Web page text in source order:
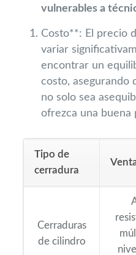
vulnerables a
Costo**: El precio
variar
encontrar un
costo, asegurando
no solo sea
ofrezca una buena
Tipo de
cerradura
Cerraduras
de cilindro